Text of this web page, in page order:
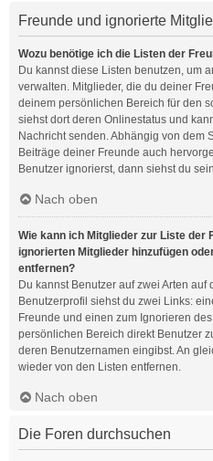
Freunde und ignorierte
Wozu benötige ich die Listen der
Du kannst diese Listen benutzen, um
verwalten. Mitglieder, die du deiner
deinem persönlichen Bereich für den
siehst dort deren Onlinestatus und
Nachricht senden. Abhängig von dem
Beiträge deiner Freunde auch
Benutzer ignorierst, dann siehst du
Nach oben
Wie kann ich Mitglieder zur Liste der
ignorierten Mitglieder hinzufügen
entfernen?
Du kannst Benutzer auf zwei Arten auf
Benutzerprofil siehst du zwei Links:
Freunde und einen zum Ignorieren
persönlichen Bereich direkt Benutzer
deren Benutzernamen eingibst. An
wieder von den Listen entfernen.
Nach oben
Die Foren durchsuchen